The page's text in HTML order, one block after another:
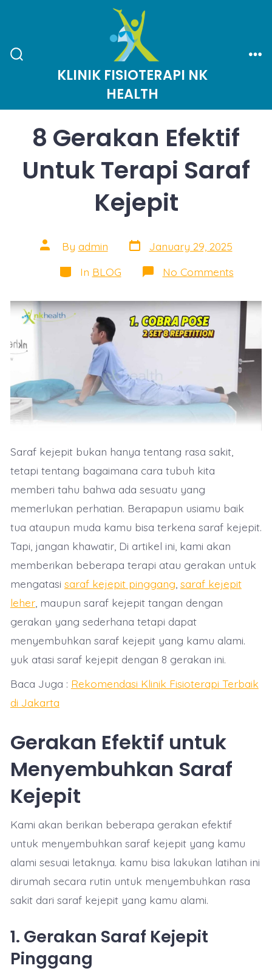
content
KLINIK FISIOTERAPI NK
HEALTH
8 Gerakan Efektif
Untuk Terapi Saraf
Kejepit
Post
author
By admin Post
date
January 29, 2025
Categories
In BLOG No Commentson
8
Efektif
Untuk
Terapi
Saraf
Kejepit
Saraf kejepit bukan hanya tentang rasa sakit,
tetapi tentang bagaimana cara tubuh kita
memberi tahu bahwa ada sesuatu yang
memerlukan perhatian. Berapapun usiamu baik
tua ataupun muda kamu bisa terkena saraf kejepit.
Tapi, jangan khawatir, Di artikel ini, kami akan
memberikan beberapa terapi atau gerakan untuk
mengatasi saraf kejepit pinggang saraf kejepit
leher, maupun saraf kejepit tangan dengan
gerakan yang sederhana tetapi dapat
menyembuhkan saraf kejepit yang kamu alami.
yuk atasi saraf kejepit dengan 8 gerakan ini.
Baca Juga : Rekomendasi Klinik Fisioterapi Terbaik
di Jakarta
Gerakan Efektif untuk
Menyembuhkan Saraf
Kejepit
Kami akan berikan beberapa gerakan efektif
untuk menyembuhkan saraf kejepit yang kamu
alami sesuai letaknya. kamu bisa lakukan latihan ini
dirumah secara rutin untuk menyembuhkan rasa
sakit dari saraf kejepit yang kamu alami.
1. Gerakan Saraf Kejepit
Pinggang